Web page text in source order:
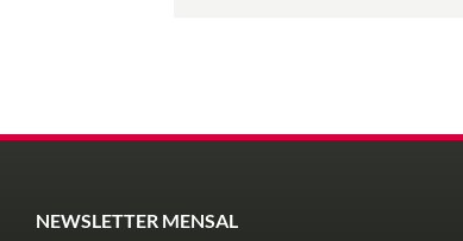
NEWSLETTER MENSAL